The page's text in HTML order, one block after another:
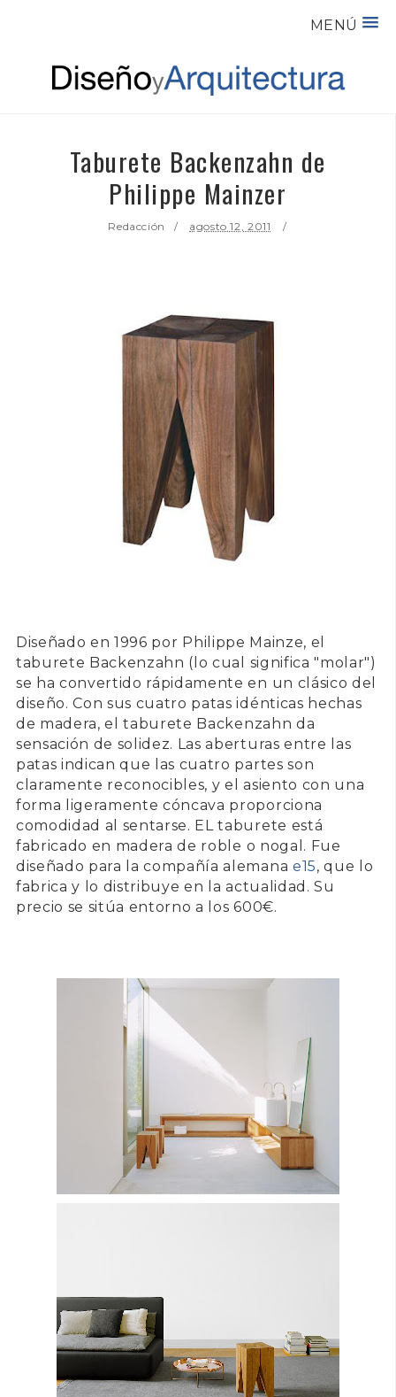
MENÚ
Taburete Backenzahn de
Philippe Mainzer
Redacción agosto 12, 2011
Diseñado en1996 por Philippe Mainze, el
taburete Backenzahn (lo cual significa "molar")
se ha convertido rápidamente en un clásico del
diseño. Con sus cuatro patas idénticas hechas
de madera, eltaburete Backenzahn da
sensación de solidez. Las aberturas entre las
patas indican que las cuatro partes son
claramente reconocibles, y el asiento con una
forma ligeramente cóncava proporciona
comodidad al sentarse. EL taburete está
fabricado en madera de roble o nogal . Fue
diseñado para la compañía alemana e15, que lo
fabrica y lo distribuye en la actualidad. Su
precio se sitúa entorno a los 600€.